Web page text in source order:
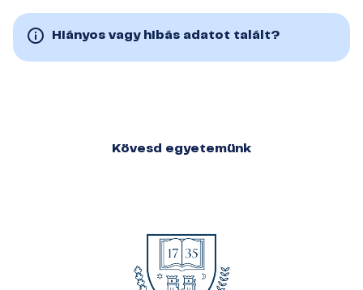
Hiányos vagy hibás adatot talált?
Kövesd egyetemünk